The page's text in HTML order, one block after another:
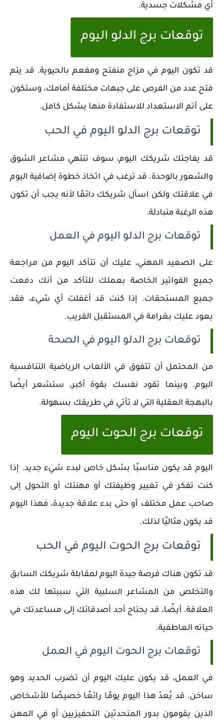
أي مشكلات جسدية.
توقعات برج الدلو اليوم
قد تكون اليوم في مزاج منفتح ومفعم بالحيوية. قد يتم
فتح عدد من الفرص على جبهات مختلفة أمامك، وستكون
على أتم الاستعداد للاستفادة منها بشكل كامل.
توقعات برج الدلو اليوم في الحب
قد يفاجئك شريكك اليوم، سوف تنتهي مشاعر الشوق
والشعور بالوحدة. قد ترغب في اتخاذ خطوة إضافية اليوم
في علاقتك ولكن اسأل شريكك دائمًا لأنه يجب أن تكون
هذه الرغبة متبادلة.
توقعات برج الدلو اليوم في العمل
على الصعيد المهني، عليك أن تتأكد اليوم من مراجعة
جميع الفواتير الخاصة بعملك للتأكد من أنك دفعت
جميع المستحقات. إذا كنت قد أغفلت أي شيء، فقد
يعود عليك بغرامة في المستقبل القريب.
توقعات برج الدلو اليوم في الصحة
من المحتمل أن تتفوق في الألعاب الرياضية التنافسية
اليوم. وبينما تقود نفسك بقوة أكبر، ستشعر أيضًا
بالبهجة العقلية التي لا تأتي في طريقك بسهولة.
توقعات برج الحوت اليوم
اليوم قد يكون مناسبًا بشكل خاص لبدء شيء جديد. إذا
كنت تفكر في تغيير وظيفتك أو مهنتك أو التحول إلى
صاحب عمل مختلف أو حتى بدء علاقة جديدة، فهذا اليوم
قد يكون مثاليًا لذلك.
توقعات برج الحوت اليوم في الحب
قد تكون هناك فرصة جيدة اليوم لمقابلة شريكك السابق
والتخلص من المشاعر السلبية التي سببتها لك هذه
العلاقة. أيضًا، قد يحتاج أحد أصدقائك إلى مساعدتك في
حياته العاطفية.
توقعات برج الحوت اليوم في العمل
في العمل، قد يكون عليك اليوم أن تضرب الحديد وهو
ساخن. قد يُعدّ هذا اليوم يومًا رائعًا خصيصًا للأشخاص
الذين يقومون بدور المتحدثين التحفيزيين أو في المهن